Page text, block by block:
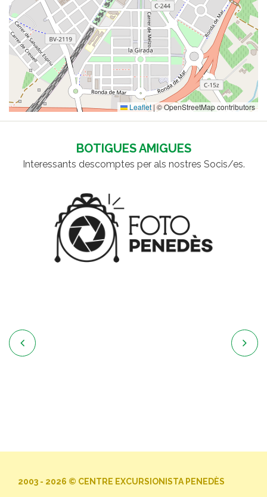
Leaflet|© OpenStreetMap contributors
BOTIGUES AMIGUES
Interessants descomptes per als nostres Socis/es.
 
2003 - 2026 © CENTRE EXCURSIONISTA PENEDÈS